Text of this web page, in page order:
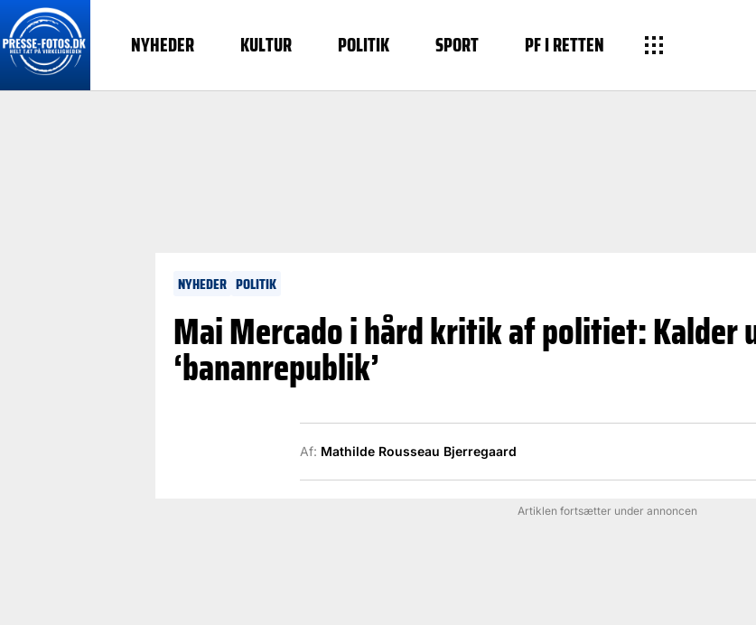
NYHEDER KULTUR POLITIK SPORT PF I RETTEN
NYHEDER POLITIK
Mai Mercado i hård kritik af politiet: Kalder
‘bananrepublik’
Af: Mathilde Rousseau Bjerregaard
Artiklen fortsætter under annoncen